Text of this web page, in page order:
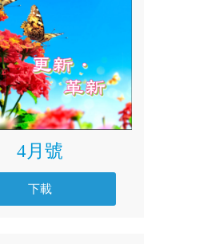
4月號
下載